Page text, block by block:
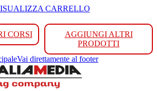
CARRELLO
CORSI
AGGIUNGI ALTRI
PRODOTTI
Vai direttamente al footer